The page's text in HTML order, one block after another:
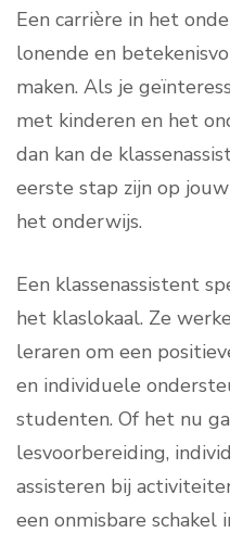
Een carrière in het
lonende en
maken. Als je
met kinderen en het
dan kan de
eerste stap zijn op
het onderwijs.
Een klassenassistent
het klaslokaal. Ze
leraren om een
en individuele
studenten. Of het nu
lesvoorbereiding,
assisteren bij
een onmisbare schakel